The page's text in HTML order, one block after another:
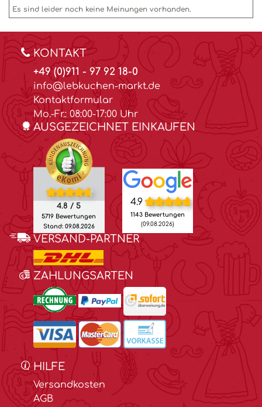
Es sind leider noch keine Meinungen vorhanden.
KONTAKT
+49 (0)911 - 97 92 18-0
info@lebkuchen-markt.de
Kontaktformular
Mo.-Fr.: 08:00-17:00 Uhr
AUSGEZEICHNET EINKAUFEN
4.8 / 5
5719 Bewertungen
Stand: 09.08.2026
4.9
1143 Bewertungen
(09.08.2026)
VERSAND-PARTNER
ZAHLUNGSARTEN
HILFE
Versandkosten
AGB